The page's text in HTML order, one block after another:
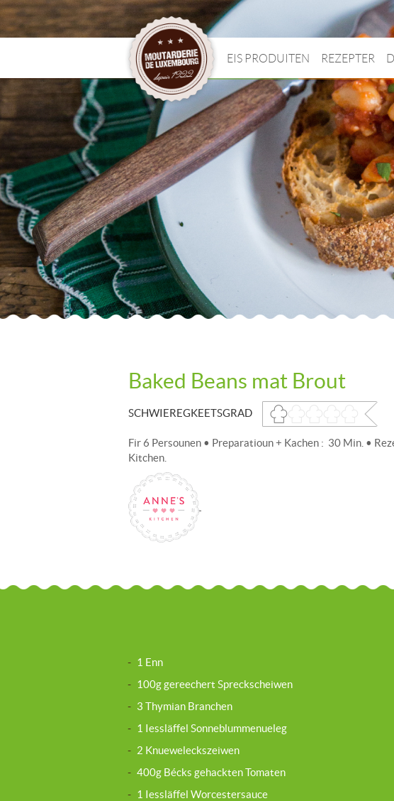
EIS PRODUITEN REZEPTER
Baked Beans mat Brout
SCHWIEREGKEETSGRAD
Fir 6 Persounen • Preparatioun + Kachen : 30 Min. •
Kitchen.
- 1 Enn
- 100g gereechert Spreckscheiwen
- 3 Thymian Branchen
- 1 Iessläffel Sonneblummenueleg
- 2 Knueweleckszeiwen
- 400g Bécks gehackten Tomaten
- 1 Iessläffel Worcestersauce